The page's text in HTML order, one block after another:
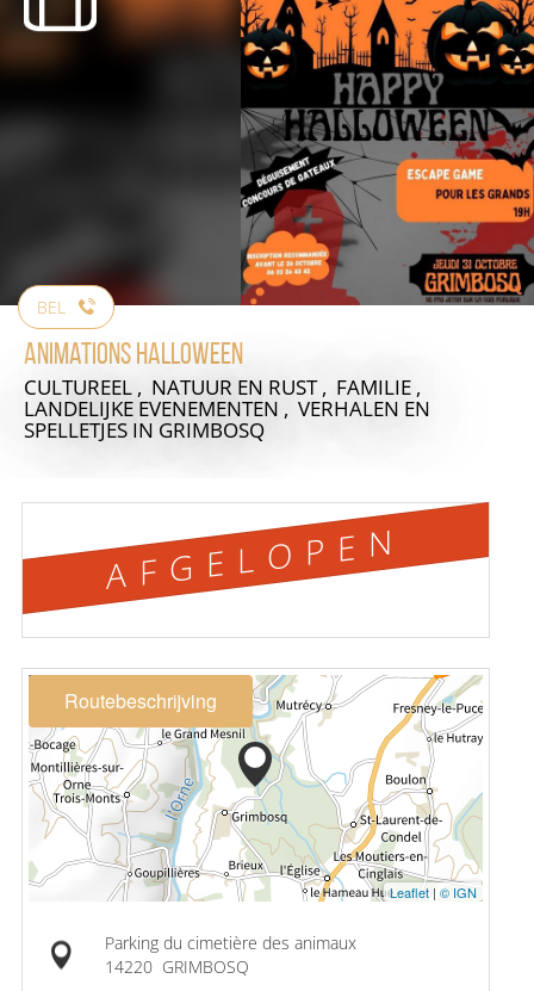
BEL
Animations Halloween
CULTUREEL , NATUUR EN RUST , FAMILIE ,
LANDELIJKE EVENEMENTEN , VERHALEN EN
SPELLETJES IN GRIMBOSQ
AFGELOPEN
Routebeschrijving
Leaflet | © IGN
Parking du cimetière des animaux
14220 GRIMBOSQ